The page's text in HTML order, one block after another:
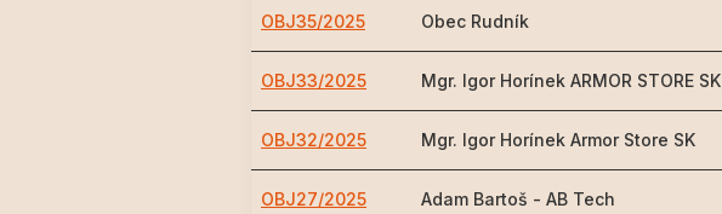
OBJ35/2025 Obec Rudník
OBJ33/2025 Mgr. Igor Horínek ARMOR STORE SK
OBJ32/2025 Mgr. Igor Horínek Armor Store SK
OBJ27/2025 Adam Bartoš - AB Tech